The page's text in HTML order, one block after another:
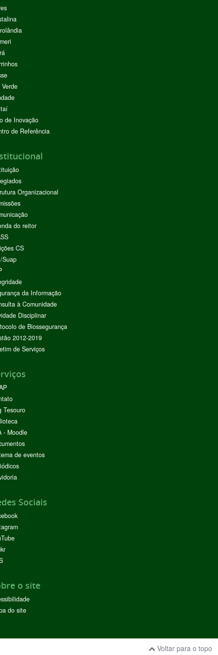
de Inovação
de Referência
Organizacional
do reitor
CS
Suap
da Informação
à Comunidade
Disciplinar
de Biossegurança
2012-2019
de Serviços
Tesouro
- Moodle
de eventos
Sociais
o site
do site
Voltar para o topo